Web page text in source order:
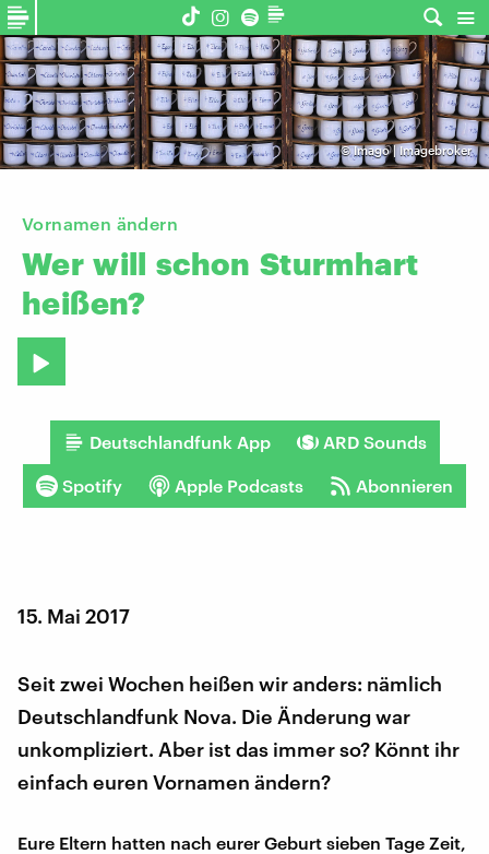
©Imago | Imagebroker
Vornamen ändern
Wer will schon Sturmhart
heißen?
Deutschlandfunk App ARD Sounds
Spotify Apple Podcasts Abonnieren
15. Mai 2017
Seit zwei Wochen heißen wir anders: nämlich
Deutschlandfunk Nova. Die Änderung war
unkompliziert. Aber ist das immer so? Könnt ihr
einfach euren Vornamen ändern?
Eure Eltern hatten nach eurer Geburt sieben Tage Zeit,